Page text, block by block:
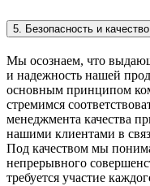
5. Безопасность и
Мы осознаем, что
и надежность нашей
основным принципом
стремимся
менеджмента качества
нашими клиентами в
Под качеством мы
непрерывного
требуется участие